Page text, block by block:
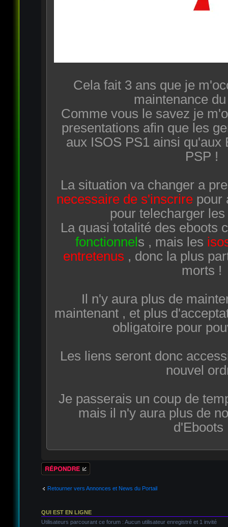
Cela fait 3 ans que je
maintenance
Comme vous le savez je
presentations afin que les
aux ISOS PS1 ainsi qu'aux
PSP !
La situation va changer a
necessaire de s'inscrire pour
pour telecharger
La quasi totalité des eboots
fonctionnels , mais les
entretenus , donc la plus
morts !
Il n'y aura plus de
maintenant , et plus
obligatoire pour
Les liens seront donc
nouvel
Je passerais un coup de
mais il n'y aura plus de
d'Eboots
Répondre
Retourner vers Annonces et News du Portail
QUI EST EN LIGNE
Utilisateurs parcourant ce forum : Aucun utilisateur enregistré et 1 invité